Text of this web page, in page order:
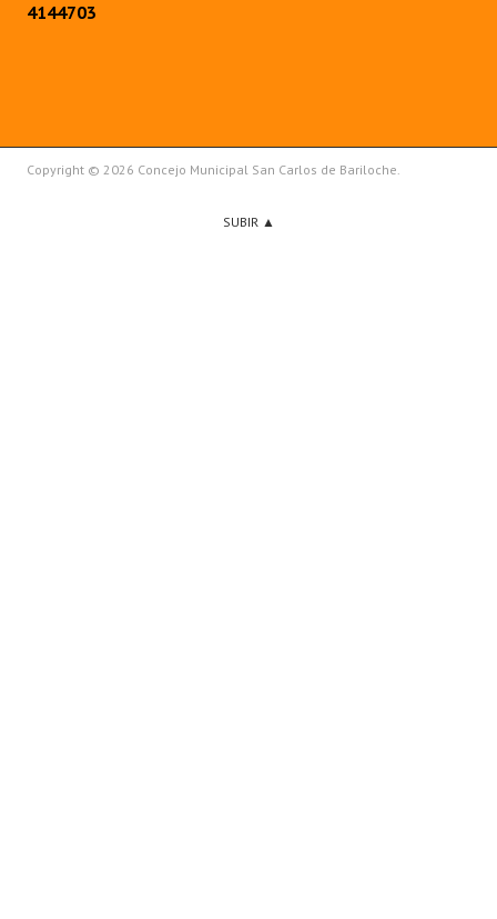
4144703
Copyright © 2026 Concejo Municipal San Carlos de Bariloche.
SUBIR ▲